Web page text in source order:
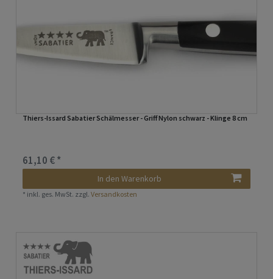
Thiers-Issard Sabatier Schälmesser - Griff Nylon schwarz - Klinge 8 cm
61,10 € *
In den Warenkorb
* inkl. ges. MwSt. zzgl.Versandkosten